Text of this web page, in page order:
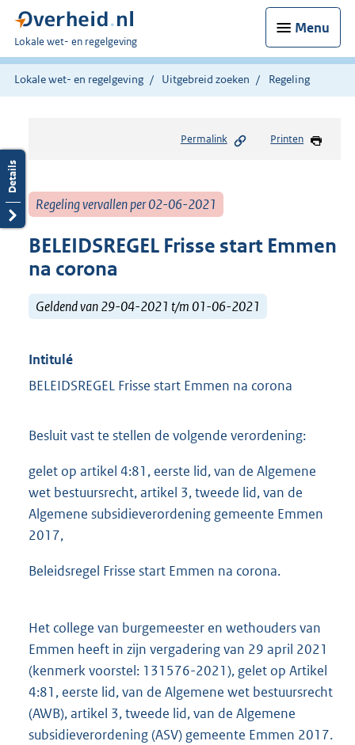
Menu
U
bent
hier:
Lokale wet- en regelgeving
Lokale wet- en regelgeving Uitgebreid zoeken Regeling
Permalink Printen
Regeling vervallen per 02-06-2021
BELEIDSREGEL Frisse start Emmen
na corona
Geldend van 29-04-2021 t/m 01-06-2021
Intitulé
BELEIDSREGEL Frisse start Emmen na corona
Besluit vast te stellen de volgende verordening:
gelet op artikel 4:81, eerste lid, van de Algemene
wet bestuursrecht, artikel 3, tweede lid, van de
Algemene subsidieverordening gemeente Emmen
2017,
Beleidsregel Frisse start Emmen na corona.
Het college van burgemeester en wethouders van
Emmen heeft in zijn vergadering van 29 april 2021
(kenmerk voorstel: 131576-2021), gelet op Artikel
4:81, eerste lid, van de Algemene wet bestuursrecht
(AWB), artikel 3, tweede lid, van de Algemene
subsidieverordening (ASV) gemeente Emmen 2017.